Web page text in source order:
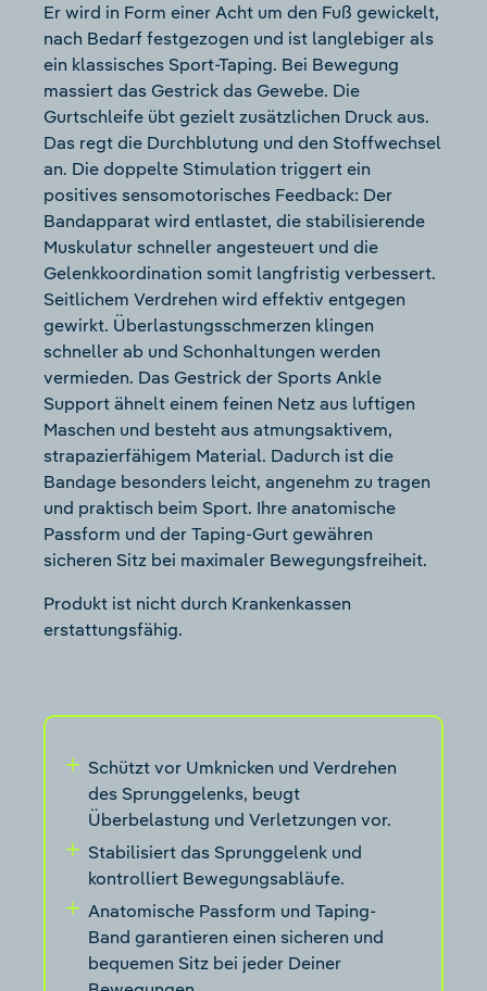
Er wird in Form einer Acht um den Fuß gewickelt,
nach Bedarf festgezogen und ist langlebiger als
ein klassisches Sport-Taping. Bei Bewegung
massiert das Gestrick das Gewebe. Die
Gurtschleife übt gezielt zusätzlichen Druck aus.
Das regt die Durchblutung und den Stoffwechsel
an. Die doppelte Stimulation triggert ein
positives sensomotorisches Feedback: Der
Bandapparat wird entlastet, die stabilisierende
Muskulatur schneller angesteuert und die
Gelenkkoordination somit langfristig verbessert.
Seitlichem Verdrehen wird effektiv entgegen
gewirkt. Überlastungsschmerzen klingen
schneller ab und Schonhaltungen werden
vermieden. Das Gestrick der Sports Ankle
Support ähnelt einem feinen Netz aus luftigen
Maschen und besteht aus atmungsaktivem,
strapazierfähigem Material. Dadurch ist die
Bandage besonders leicht, angenehm zu tragen
und praktisch beim Sport. Ihre anatomische
Passform und der Taping-Gurt gewähren
sicheren Sitz bei maximaler Bewegungsfreiheit.
Produkt ist nicht durch Krankenkassen
erstattungsfähig.
Schützt vor Umknicken und Verdrehen
des Sprunggelenks, beugt
Überbelastung und Verletzungen vor.
Stabilisiert das Sprunggelenk und
kontrolliert Bewegungsabläufe.
Anatomische Passform und Taping-
Band garantieren einen sicheren und
bequemen Sitz bei jeder Deiner